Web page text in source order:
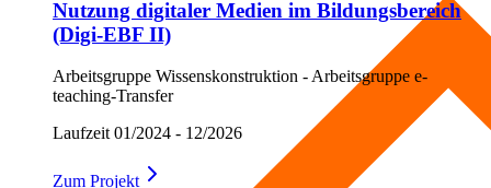
Nutzung digitaler Medien im Bildungsbereich
(Digi-EBF II)
Arbeitsgruppe Wissenskonstruktion - Arbeitsgruppe e-
teaching-Transfer
Laufzeit 01/2024 - 12/2026
Zum Projekt